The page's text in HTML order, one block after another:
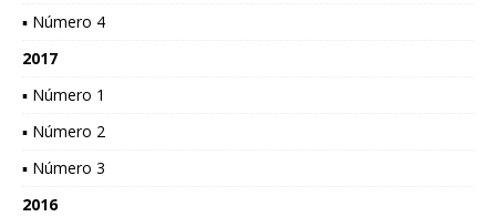
▪ Número 4
2017
▪ Número 1
▪ Número 2
▪ Número 3
2016